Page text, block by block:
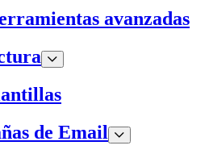
avanzadas
de Email